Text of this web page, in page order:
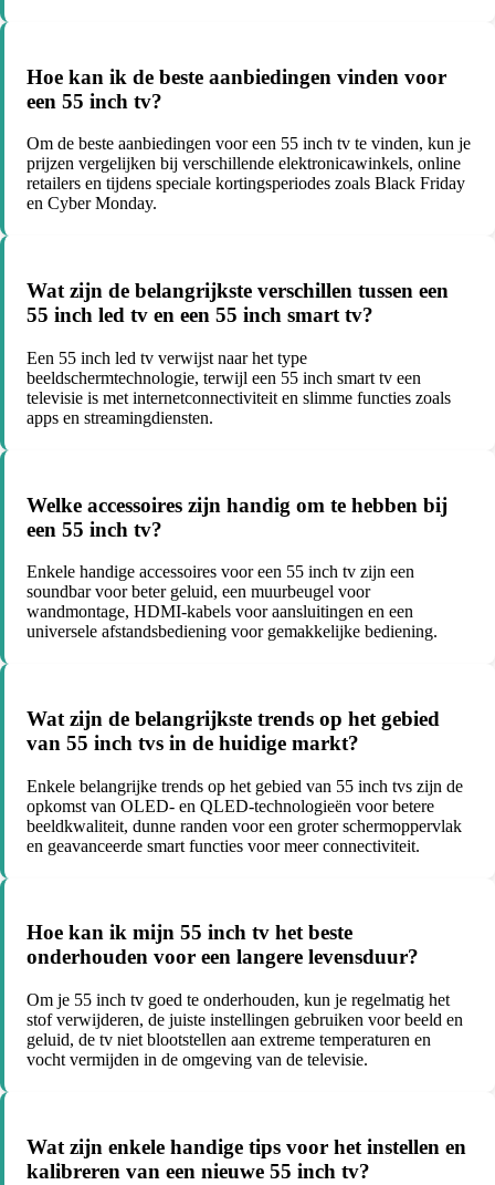
Hoe kan ik de beste aanbiedingen vinden voor
een 55 inch tv?
Om de beste aanbiedingen voor een 55 inch tv te vinden, kun je
prijzen vergelijken bij verschillende elektronicawinkels, online
retailers en tijdens speciale kortingsperiodes zoals Black Friday
en Cyber Monday.
Wat zijn de belangrijkste verschillen tussen een
55 inch led tv en een 55 inch smart tv?
Een 55 inch led tv verwijst naar het type
beeldschermtechnologie, terwijl een 55 inch smart tv een
televisie is met internetconnectiviteit en slimme functies zoals
apps en streamingdiensten.
Welke accessoires zijn handig om te hebben bij
een 55 inch tv?
Enkele handige accessoires voor een 55 inch tv zijn een
soundbar voor beter geluid, een muurbeugel voor
wandmontage, HDMI-kabels voor aansluitingen en een
universele afstandsbediening voor gemakkelijke bediening.
Wat zijn de belangrijkste trends op het gebied
van 55 inch tvs in de huidige markt?
Enkele belangrijke trends op het gebied van 55 inch tvs zijn de
opkomst van OLED- en QLED-technologieën voor betere
beeldkwaliteit, dunne randen voor een groter schermoppervlak
en geavanceerde smart functies voor meer connectiviteit.
Hoe kan ik mijn 55 inch tv het beste
onderhouden voor een langere levensduur?
Om je 55 inch tv goed te onderhouden, kun je regelmatig het
stof verwijderen, de juiste instellingen gebruiken voor beeld en
geluid, de tv niet blootstellen aan extreme temperaturen en
vocht vermijden in de omgeving van de televisie.
Wat zijn enkele handige tips voor het instellen en
kalibreren van een nieuwe 55 inch tv?